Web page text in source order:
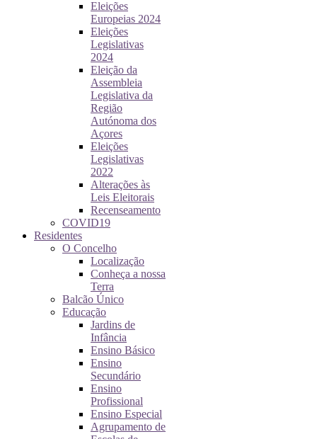
Eleições
Europeias 2024
Eleições
Legislativas
2024
Eleição da
Assembleia
Legislativa da
Região
Autónoma dos
Açores
Eleições
Legislativas
2022
Alterações às
Leis Eleitorais
Recenseamento
COVID19
Residentes
O Concelho
Localização
Conheça a nossa
Terra
Balcão Único
Educação
Jardins de
Infância
Ensino Básico
Ensino
Secundário
Ensino
Profissional
Ensino Especial
Agrupamento de